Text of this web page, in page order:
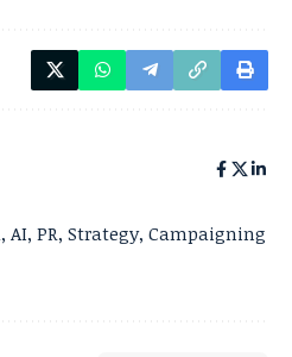
AI, PR, Strategy, Campaigning